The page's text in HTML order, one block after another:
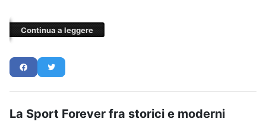
Continua a leggere
La Sport Forever fra storici e moderni